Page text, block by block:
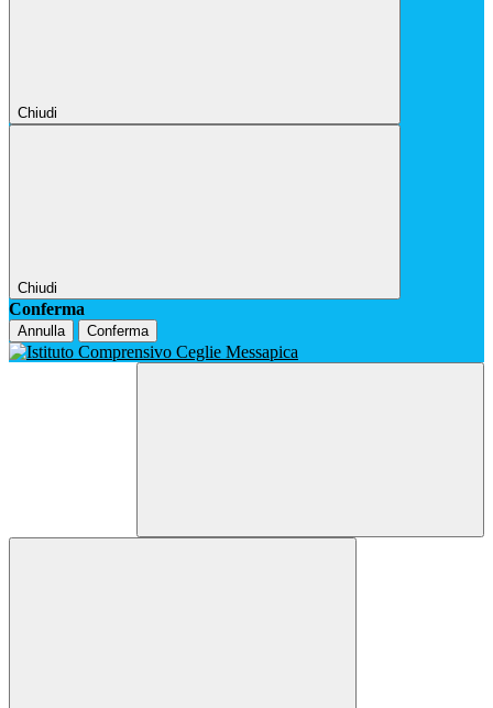
Chiudi
Chiudi
Conferma
Annulla Conferma